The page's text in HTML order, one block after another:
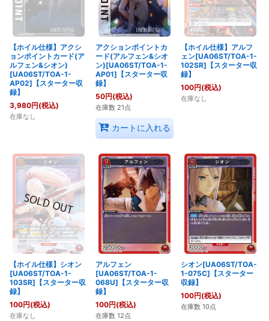
絞り込む
【ホイル仕様】アクシ
ョンポイントカード(ア
ルフェン&シオン)
[UA06ST/TOA-1-
AP02]【スターター収
録】
3,980円(税込)
在庫なし
アクションポイントカ
ード(アルフェン&シオ
ン)[UA06ST/TOA-1-
AP01]【スターター収
録】
50円(税込)
在庫数 21点
カートに入れる
【ホイル仕様】アルフ
ェン[UA06ST/TOA-1-
102SR]【スターター収
録】
100円(税込)
在庫なし
【ホイル仕様】シオン
[UA06ST/TOA-1-
103SR]【スターター収
録】
100円(税込)
在庫なし
アルフェン
[UA06ST/TOA-1-
068U]【スターター収
録】
100円(税込)
在庫数 12点
シオン[UA06ST/TOA-
1-075C]【スターター
収録】
100円(税込)
在庫数 10点